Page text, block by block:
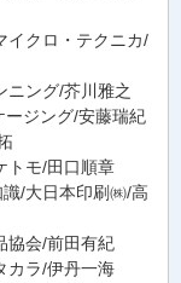
イクロ・テクニカ/
ニング/芥川雅之
ージング/安藤瑞紀
トモ/田口順章
/大日本印刷㈱/高
協会/前田有紀
カラ/伊丹一海